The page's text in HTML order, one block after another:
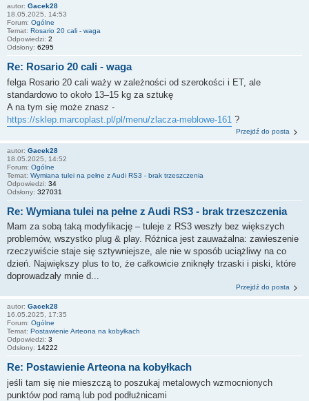
autor: Gacek28
18.05.2025, 14:53
Forum: Ogólne
Temat: Rosario 20 cali - waga
Odpowiedzi: 2
Odsłony: 6295
Re: Rosario 20 cali - waga
felga Rosario 20 cali waży w zależności od szerokości i ET, ale
standardowo to około 13–15 kg za sztukę
A na tym się może znasz -
https://sklep.marcoplast.pl/pl/menu/zlacza-meblowe-161 ?
Przejdź do posta
autor: Gacek28
18.05.2025, 14:52
Forum: Ogólne
Temat: Wymiana tulei na pełne z Audi RS3 - brak trzeszczenia
Odpowiedzi: 34
Odsłony: 327031
Re: Wymiana tulei na pełne z Audi RS3 - brak trzeszczenia
Mam za sobą taką modyfikację – tuleje z RS3 weszły bez większych
problemów, wszystko plug & play. Różnica jest zauważalna: zawieszenie
rzeczywiście staje się sztywniejsze, ale nie w sposób uciążliwy na co
dzień. Największy plus to to, że całkowicie zniknęły trzaski i piski, które
doprowadzały mnie d...
Przejdź do posta
autor: Gacek28
16.05.2025, 17:35
Forum: Ogólne
Temat: Postawienie Arteona na kobyłkach
Odpowiedzi: 3
Odsłony: 14222
Re: Postawienie Arteona na kobyłkach
jeśli tam się nie mieszczą to poszukaj metalowych wzmocnionych
punktów pod ramą lub pod podłużnicami